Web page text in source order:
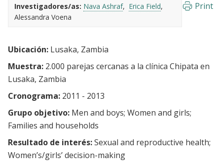
Investigadores/as: Nava Ashraf
Erica Field
Alessandra Voena
Print
Ubicación: Lusaka, Zambia
Muestra: 2.000 parejas cercanas a la clínica Chipata en
Lusaka, Zambia
Cronograma: 2011 - 2013
Grupo objetivo: Men and boys Women and girls
Families and households
Resultado de interés:Sexual and reproductive health
Women’s/girls’ decision-making